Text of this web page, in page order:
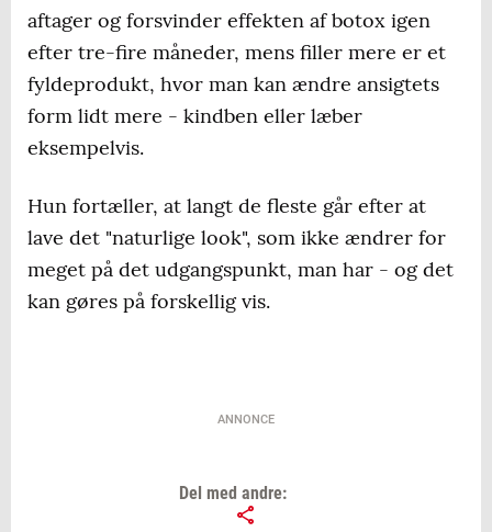
aftager og forsvinder effekten af botox igen
efter tre-fire måneder, mens filler mere er et
fyldeprodukt, hvor man kan ændre ansigtets
form lidt mere - kindben eller læber
eksempelvis.
Hun fortæller, at langt de fleste går efter at
lave det "naturlige look", som ikke ændrer for
meget på det udgangspunkt, man har - og det
kan gøres på forskellig vis.
ANNONCE
Del med andre: